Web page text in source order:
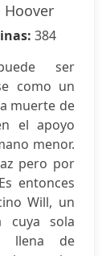
Hoover
384
ser
como un
muerte de
el apoyo
menor.
pero por
entonces
Will, un
cuya sola
llena de